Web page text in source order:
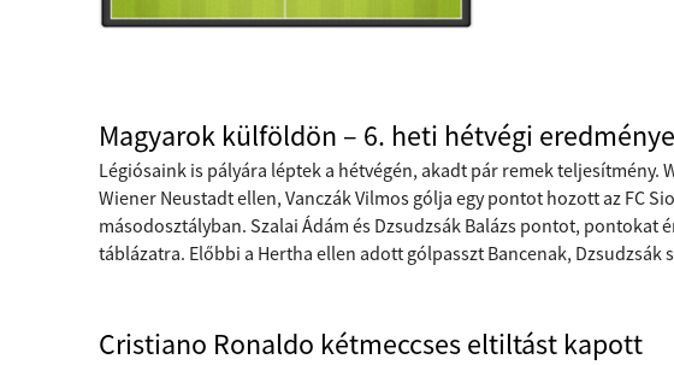
Magyarok külföldön – 6. heti hétvégi
Légiósaink is pályára léptek a hétvégén, akadt pár remek
Wiener Neustadt ellen, Vanczák Vilmos gólja egy pontot hozott az FC
másodosztályban. Szalai Ádám és Dzsudzsák Balázs pontot, pontokat
táblázatra. Előbbi a Hertha ellen adott gólpasszt Bancenak,
Cristiano Ronaldo kétmeccses eltiltást kapott